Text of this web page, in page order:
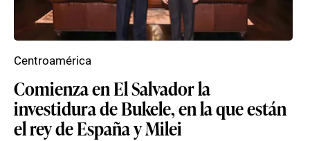
Comienza en El Salvador la
investidura de Bukele, en la que están
el rey de España y Milei
Centroamérica